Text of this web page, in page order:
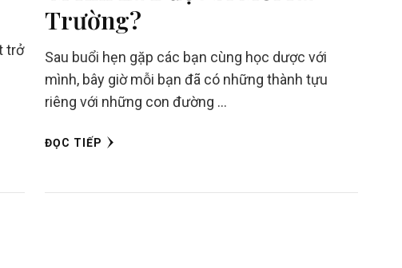
trở
Trường?
Sau buổi hẹn gặp các bạn cùng học dược với
mình, bây giờ mỗi bạn đã có những thành tựu
riêng với những con đường …
ĐỌC TIẾP